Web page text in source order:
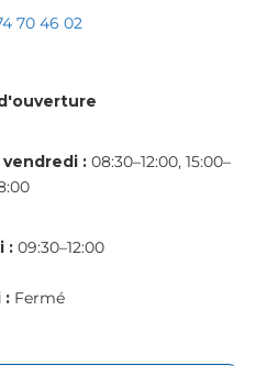
70 46 02
: 08:30–12:00, 15:00–
: 09:30–12:00
: Fermé